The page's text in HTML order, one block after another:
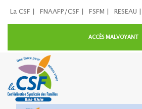
La CSF | FNAAFP/CSF | FSFM | RESEAU |
ACCÈS MALVOYANT